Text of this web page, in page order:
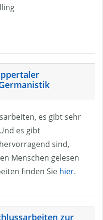
es gibt sehr
es gibt
sind,
Menschen gelesen
finden Sie hier.
zur